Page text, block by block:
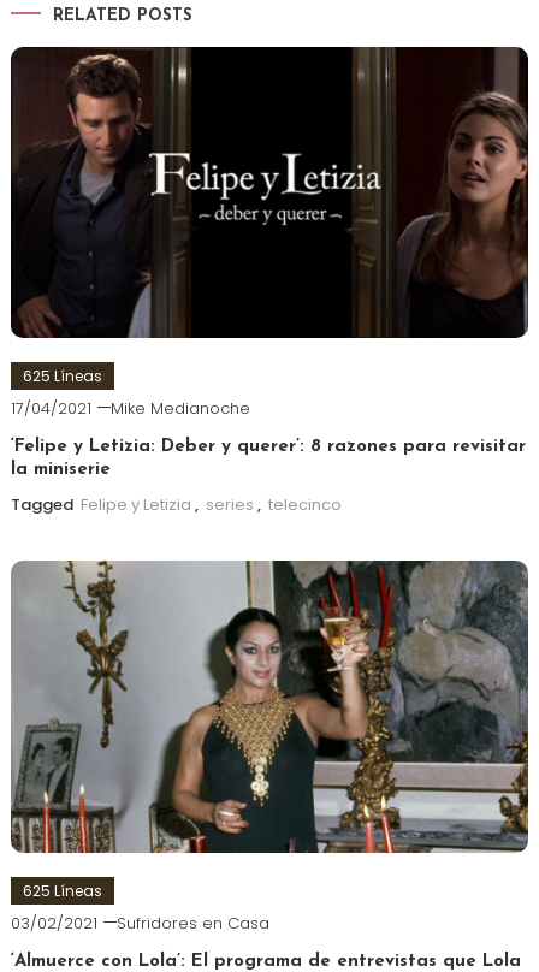
RELATED POSTS
625 Líneas
17/04/2021 Mike Medianoche
‘Felipe y Letizia: Deber y querer’: 8 razones para revisitar
la miniserie
Tagged Felipe y Letizia , series , telecinco
625 Líneas
03/02/2021 Sufridores en Casa
‘Almuerce con Lola’: El programa de entrevistas que Lola